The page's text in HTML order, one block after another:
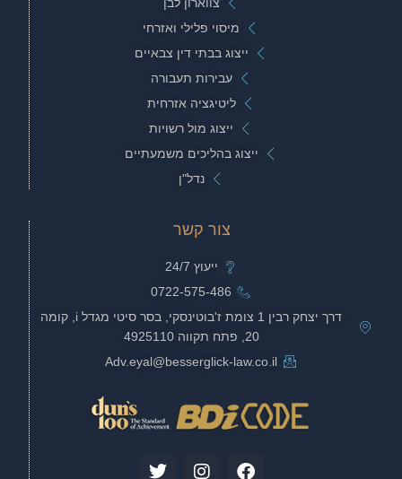
צווארון לבן
מיסוי פלילי ואזרחי
ייצוג בבתי דין צבאיים
עבירות תעבורה
ליטיגציה אזרחית
ייצוג מול רשויות
ייצוג בהליכים משמעתיים
נדל"ן
צור קשר
ייעוץ 24/7
0722-575-486
דרך יצחק רבין 1 צומת ז'בוטינסקי, בסר סיטי מגדל i, קומה
20, פתח תקווה 4925110
Adv.eyal@besserglick-law.co.il
F
I
T